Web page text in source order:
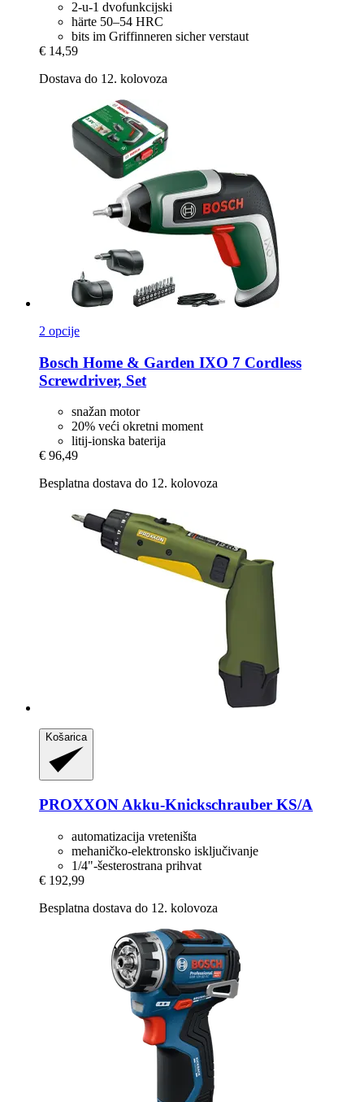
2-u-1 dvofunkcijski
härte 50–54 HRC
bits im Griffinneren sicher verstaut
€ 14,59
Dostava do 12. kolovoza
2 opcije
Bosch Home & Garden IXO 7 Cordless
Screwdriver, Set
snažan motor
20% veći okretni moment
litij-ionska baterija
€ 96,49
Besplatna dostava do 12. kolovoza
Košarica
PROXXON Akku-​Knickschrauber KS/A
automatizacija vreteništa
mehaničko-elektronsko isključivanje
1/4"-šesterostrana prihvat
€ 192,99
Besplatna dostava do 12. kolovoza